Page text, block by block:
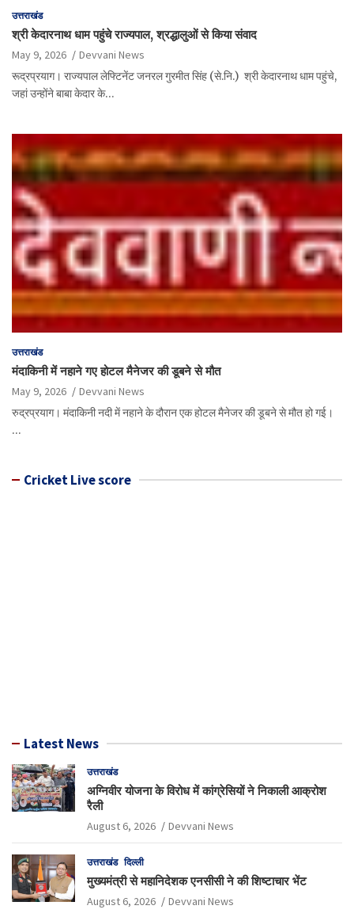
उत्तराखंड
श्री केदारनाथ धाम पहुंचे राज्यपाल, श्रद्धालुओं से किया संवाद
May 9, 2026
Devvani News
रूद्रप्रयाग। राज्यपाल लेफ्टिनेंट जनरल गुरमीत सिंह (से.नि.) श्री केदारनाथ धाम पहुंचे,
जहां उन्होंने बाबा केदार के…
उत्तराखंड
मंदाकिनी में नहाने गए होटल मैनेजर की डूबने से मौत
May 9, 2026
Devvani News
रुद्रप्रयाग। मंदाकिनी नदी में नहाने के दौरान एक होटल मैनेजर की डूबने से मौत हो गई।
…
Cricket Live score
Latest News
उत्तराखंड
अग्निवीर योजना के विरोध में कांग्रेसियों ने निकाली आक्रोश
रैली
August 6, 2026 Devvani News
उत्तराखंड दिल्ली
मुख्यमंत्री से महानिदेशक एनसीसी ने की शिष्टाचार भेंट
August 6, 2026 Devvani News